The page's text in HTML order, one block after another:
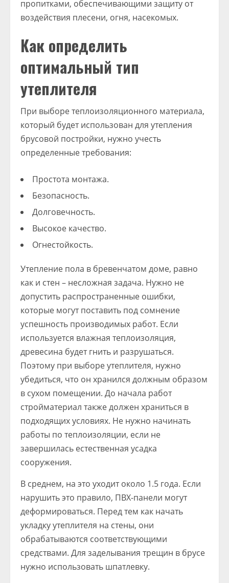
пропитками, обеспечивающими защиту от
воздействия плесени, огня, насекомых.
Как определить
оптимальный тип
утеплителя
При выборе теплоизоляционного материала,
который будет использован для утепления
брусовой постройки, нужно учесть
определенные требования:
Простота монтажа.
Безопасность.
Долговечность.
Высокое качество.
Огнестойкость.
Утепление пола в бревенчатом доме, равно
как и стен – несложная задача. Нужно не
допустить распространенные ошибки,
которые могут поставить под сомнение
успешность производимых работ. Если
используется влажная теплоизоляция,
древесина будет гнить и разрушаться.
Поэтому при выборе утеплителя, нужно
убедиться, что он хранился должным образом
в сухом помещении. До начала работ
стройматериал также должен храниться в
подходящих условиях. Не нужно начинать
работы по теплоизоляции, если не
завершилась естественная усадка
сооружения.
В среднем, на это уходит около 1.5 года. Если
нарушить это правило, ПВХ-панели могут
деформироваться. Перед тем как начать
укладку утеплителя на стены, они
обрабатываются соответствующими
средствами. Для заделывания трещин в брусе
нужно использовать шпатлевку.